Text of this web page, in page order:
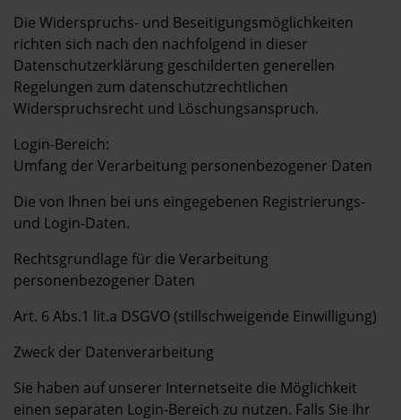
Die Widerspruchs- und Beseitigungsmöglichkeiten
richten sich nach den nachfolgend in dieser
Datenschutzerklärung geschilderten generellen
Regelungen zum datenschutzrechtlichen
Widerspruchsrecht und Löschungsanspruch.
Login-Bereich:
Umfang der Verarbeitung personenbezogener Daten
Die von Ihnen bei uns eingegebenen Registrierungs-
und Login-Daten.
Rechtsgrundlage für die Verarbeitung
personenbezogener Daten
Art. 6 Abs.1 lit.a DSGVO (stillschweigende Einwilligung)
Zweck der Datenverarbeitung
Sie haben auf unserer Internetseite die Möglichkeit
einen separaten Login-Bereich zu nutzen. Falls Sie Ihr